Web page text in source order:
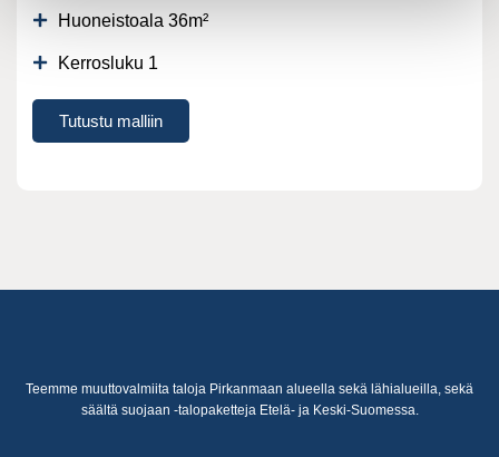
Huoneistoala 36m²
Kerrosluku 1
Tutustu malliin
Teemme muuttovalmiita taloja Pirkanmaan alueella sekä lähialueilla, sekä
säältä suojaan -talopaketteja Etelä- ja Keski-Suomessa.